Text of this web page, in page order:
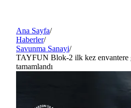
Ana Sayfa/
Haberler/
Savunma Sanayi/
TAYFUN Blok-2 ilk kez envantere
tamamlandı